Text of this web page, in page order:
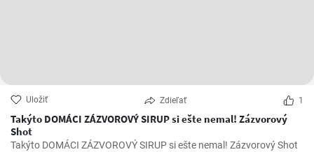
Uložiť Zdieľať 1
Takýto DOMÁCI ZÁZVOROVÝ SIRUP si ešte nemal! Zázvorový
Shot
Takýto DOMÁCI ZÁZVOROVÝ SIRUP si ešte nemal! Zázvorový Shot